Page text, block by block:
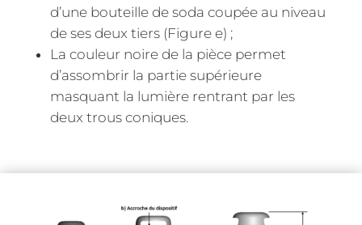
d’une bouteille de soda coupée au niveau
de ses deux tiers (Figure e) ;
La couleur noire de la pièce permet
d’assombrir la partie supérieure
masquant la lumière rentrant par les
deux trous coniques.